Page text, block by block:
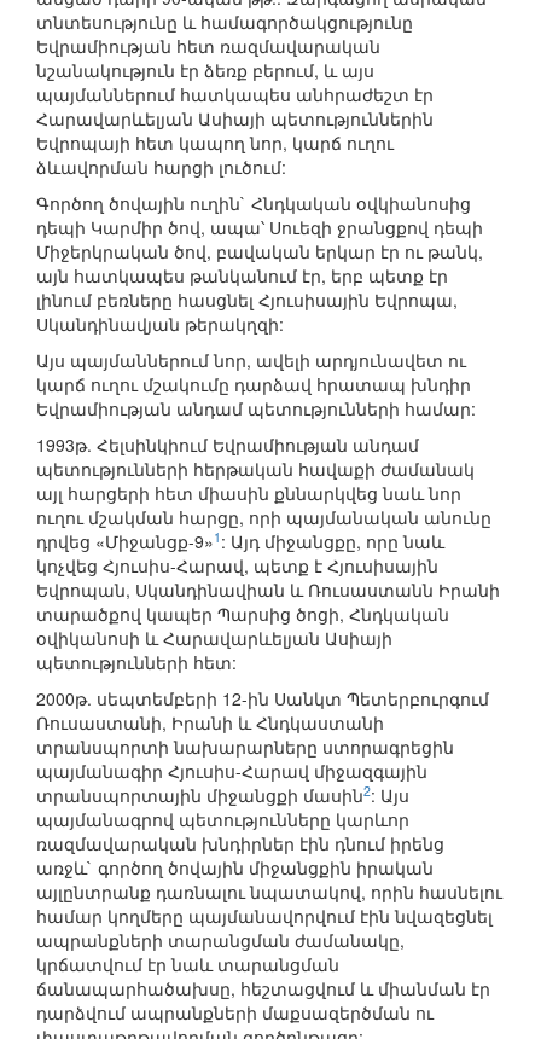
տնտեսությունը և համագործակցությունը
Եվրամիության հետ ռազմավարական
նշանակություն էր ձեռք բերում, և այս
պայմաններում հատկապես անհրաժեշտ էր
Հարավարևելյան Ասիայի պետություններին
Եվրոպայի հետ կապող նոր, կարճ ուղու
ձևավորման հարցի լուծում:
Գործող ծովային ուղին` Հնդկական օվկիանոսից
դեպի Կարմիր ծով, ապա՝ Սուեզի ջրանցքով դեպի
Միջերկրական ծով, բավական երկար էր ու թանկ,
այն հատկապես թանկանում էր, երբ պետք էր
լինում բեռները հասցնել Հյուսիսային Եվրոպա,
Սկանդինավյան թերակղզի:
Այս պայմաններում նոր, ավելի արդյունավետ ու
կարճ ուղու մշակումը դարձավ հրատապ խնդիր
Եվրամիության անդամ պետությունների համար:
1993թ. Հելսինկիում Եվրամիության անդամ
պետությունների հերթական հավաքի ժամանակ
այլ հարցերի հետ միասին քննարկվեց նաև նոր
ուղու մշակման հարցը, որի պայմանական անունը
դրվեց «Միջանցք-9»1 : Այդ միջանցքը, որը նաև
կոչվեց Հյուսիս-Հարավ, պետք է Հյուսիսային
Եվրոպան, Սկանդինավիան և Ռուսաստանն Իրանի
տարածքով կապեր Պարսից ծոցի, Հնդկական
օվիկանոսի և Հարավարևելյան Ասիայի
պետությունների հետ:
2000թ. սեպտեմբերի 12-ին Սանկտ Պետերբուրգում
Ռուսաստանի, Իրանի և Հնդկաստանի
տրանսպորտի նախարարները ստորագրեցին
պայմանագիր Հյուսիս-Հարավ միջազգային
տրանսպորտային միջանցքի մասին2: Այս
պայմանագրով պետությունները կարևոր
ռազմավարական խնդիրներ էին դնում իրենց
առջև` գործող ծովային միջանցքին իրական
այլընտրանք դառնալու նպատակով, որին հասնելու
համար կողմերը պայմանավորվում էին նվազեցնել
ապրանքների տարանցման ժամանակը,
կրճատվում էր նաև տարանցման
ճանապարհածախսը, հեշտացվում և միանման էր
դարձվում ապրանքների մաքսազերծման ու